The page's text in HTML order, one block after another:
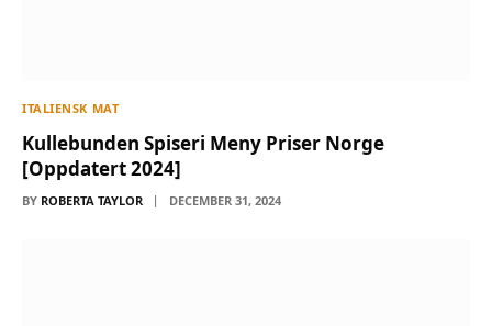
ITALIENSK MAT
Kullebunden Spiseri Meny Priser Norge
[Oppdatert 2024]
BY ROBERTA TAYLOR DECEMBER 31, 2024